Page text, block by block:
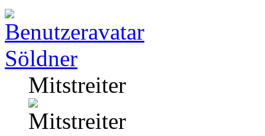
Söldner
Mitstreiter